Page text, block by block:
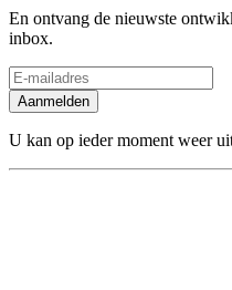
En ontvang de nieuwste
inbox.
Aanmelden
U kan op ieder moment weer